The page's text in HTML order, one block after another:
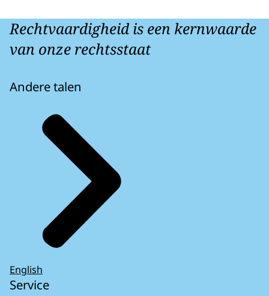
Rechtvaardigheid is een kernwaarde
van onze rechtsstaat
Andere talen
English
Service